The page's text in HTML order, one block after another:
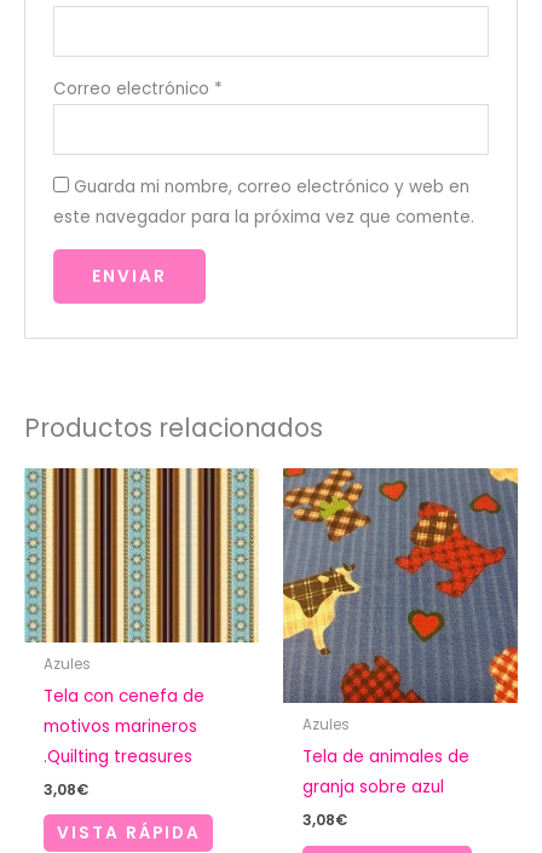
Correo electrónico *
Guarda mi nombre, correo electrónico y web en
este navegador para la próxima vez que comente.
Productos relacionados
Azules
Tela con cenefa de
motivos marineros
.Quilting treasures
3,08€
VISTA RÁPIDA
Azules
Tela de animales de
granja sobre azul
3,08€